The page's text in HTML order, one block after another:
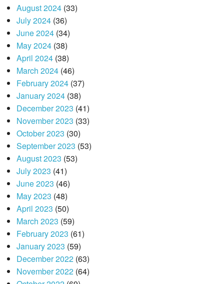
August 2024(33)
July 2024(36)
June 2024(34)
May 2024(38)
April 2024(38)
March 2024(46)
February 2024(37)
January 2024(38)
December 2023 (41)
November 2023 (33)
October 2023 (30)
September 2023 (53)
August 2023 (53)
July 2023 (41)
June 2023 (46)
May 2023 (48)
April 2023 (50)
March 2023 (59)
February 2023 (61)
January 2023 (59)
December 2022(63)
November 2022(64)